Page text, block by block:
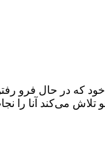
که در حال فرو
می‌کند آنا را